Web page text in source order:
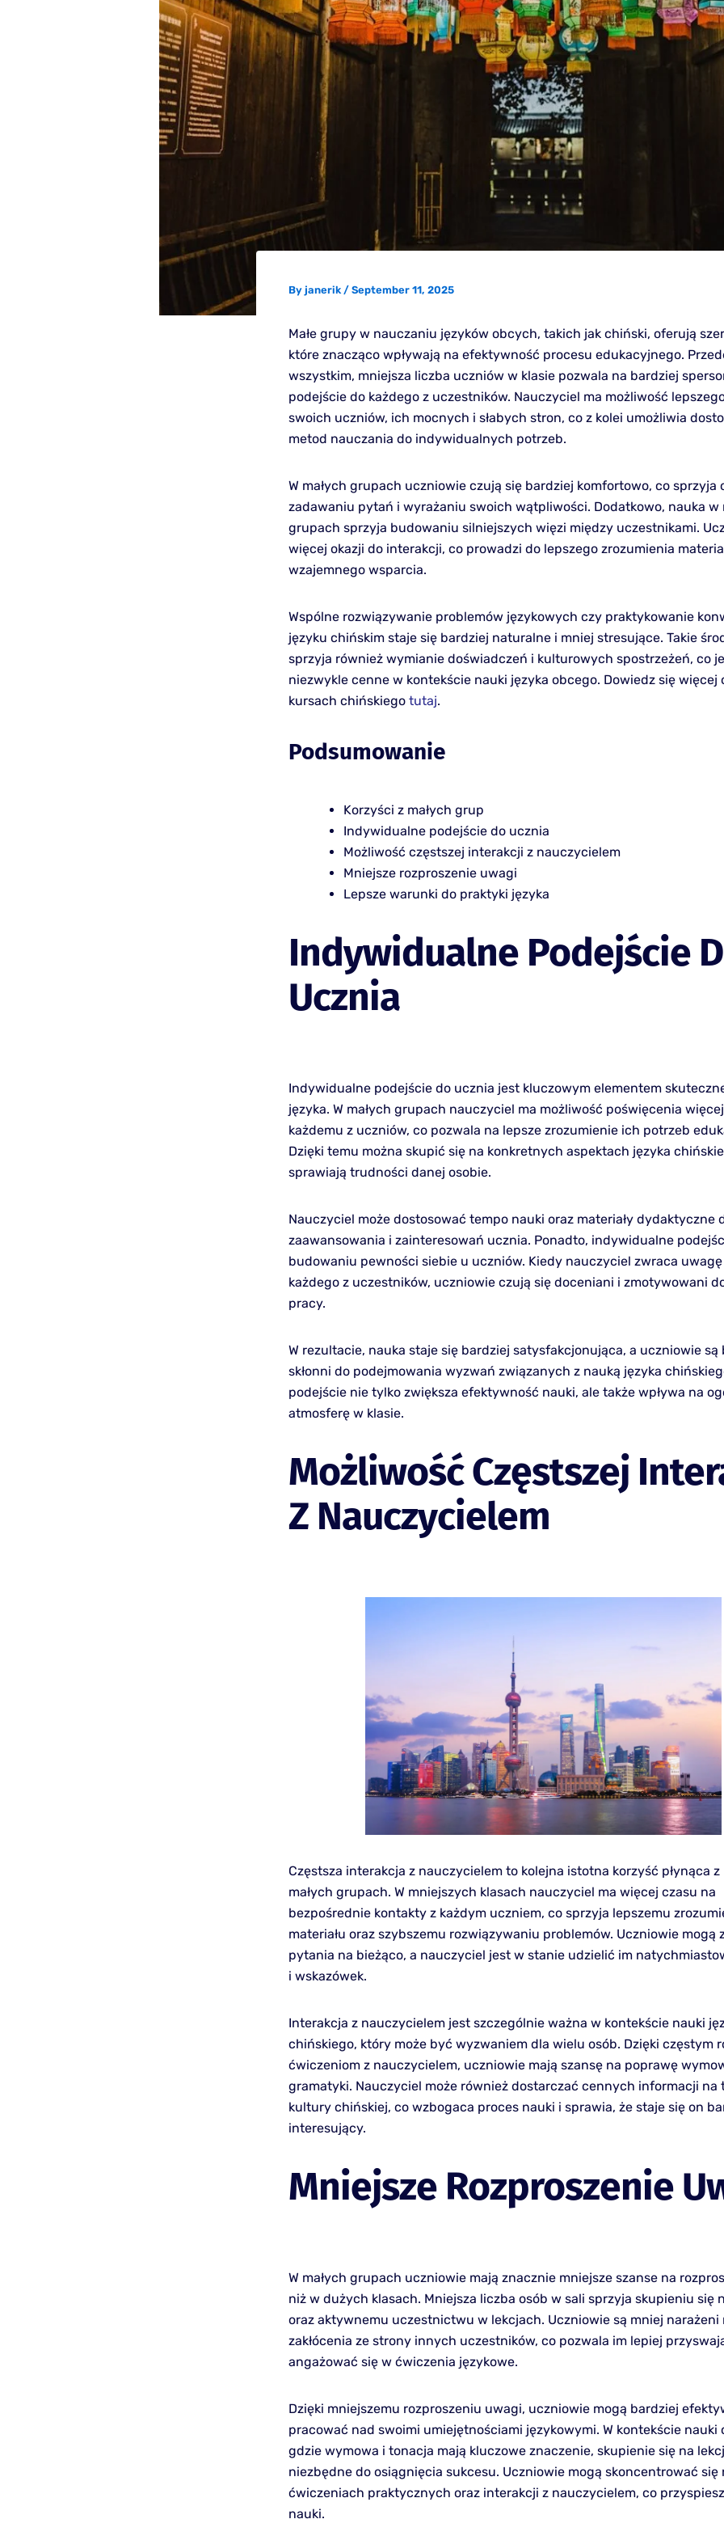
By janerik / September 11, 2025
Małe grupy w nauczaniu języków obcych, takich jak chiński, oferują
które znacząco wpływają na efektywność procesu edukacyjnego.
wszystkim, mniejsza liczba uczniów w klasie pozwala na bardziej
podejście do każdego z uczestników. Nauczyciel ma możliwość
swoich uczniów, ich mocnych i słabych stron, co z kolei umożliwia
metod nauczania do indywidualnych potrzeb.
W małych grupach uczniowie czują się bardziej komfortowo, co sprzyja
zadawaniu pytań i wyrażaniu swoich wątpliwości. Dodatkowo, nauka w
grupach sprzyja budowaniu silniejszych więzi między uczestnikami.
więcej okazji do interakcji, co prowadzi do lepszego zrozumienia
wzajemnego wsparcia.
Wspólne rozwiązywanie problemów językowych czy praktykowanie
języku chińskim staje się bardziej naturalne i mniej stresujące. Takie
sprzyja również wymianie doświadczeń i kulturowych spostrzeżeń, co
niezwykle cenne w kontekście nauki języka obcego. Dowiedz się więcej
kursach chińskiego tutaj.
Podsumowanie
Korzyści z małych grup
Indywidualne podejście do ucznia
Możliwość częstszej interakcji z nauczycielem
Mniejsze rozproszenie uwagi
Lepsze warunki do praktyki języka
Indywidualne Podejście
Ucznia
Indywidualne podejście do ucznia jest kluczowym elementem
języka. W małych grupach nauczyciel ma możliwość poświęcenia
każdemu z uczniów, co pozwala na lepsze zrozumienie ich potrzeb
Dzięki temu można skupić się na konkretnych aspektach języka
sprawiają trudności danej osobie.
Nauczyciel może dostosować tempo nauki oraz materiały dydaktyczne
zaawansowania i zainteresowań ucznia. Ponadto, indywidualne
budowaniu pewności siebie u uczniów. Kiedy nauczyciel zwraca
każdego z uczestników, uczniowie czują się doceniani i zmotywowani
pracy.
W rezultacie, nauka staje się bardziej satysfakcjonująca, a uczniowie są
skłonni do podejmowania wyzwań związanych z nauką języka
podejście nie tylko zwiększa efektywność nauki, ale także wpływa na
atmosferę w klasie.
Możliwość Częstszej
Z Nauczycielem
Częstsza interakcja z nauczycielem to kolejna istotna korzyść płynąca
małych grupach. W mniejszych klasach nauczyciel ma więcej czasu na
bezpośrednie kontakty z każdym uczniem, co sprzyja lepszemu
materiału oraz szybszemu rozwiązywaniu problemów. Uczniowie mogą
pytania na bieżąco, a nauczyciel jest w stanie udzielić im
i wskazówek.
Interakcja z nauczycielem jest szczególnie ważna w kontekście nauki
chińskiego, który może być wyzwaniem dla wielu osób. Dzięki częstym
ćwiczeniom z nauczycielem, uczniowie mają szansę na poprawę
gramatyki. Nauczyciel może również dostarczać cennych informacji na
kultury chińskiej, co wzbogaca proces nauki i sprawia, że staje się on
interesujący.
Mniejsze Rozproszenie
W małych grupach uczniowie mają znacznie mniejsze szanse na
niż w dużych klasach. Mniejsza liczba osób w sali sprzyja skupieniu się
oraz aktywnemu uczestnictwu w lekcjach. Uczniowie są mniej narażeni
zakłócenia ze strony innych uczestników, co pozwala im lepiej
angażować się w ćwiczenia językowe.
Dzięki mniejszemu rozproszeniu uwagi, uczniowie mogą bardziej
pracować nad swoimi umiejętnościami językowymi. W kontekście nauki
gdzie wymowa i tonacja mają kluczowe znaczenie, skupienie się na
niezbędne do osiągnięcia sukcesu. Uczniowie mogą skoncentrować się
ćwiczeniach praktycznych oraz interakcji z nauczycielem, co
nauki.